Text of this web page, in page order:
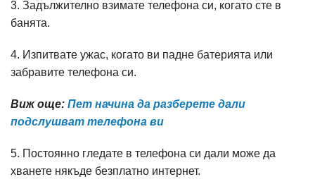
3. Задължително взимате телефона си, когато сте в
банята.
4. Изпитвате ужас, когато ви падне батерията или
забравите телефона си.
Виж още: Пет начина да разберете дали
подслушват телефона ви
5. Постоянно гледате в телефона си дали може да
хванете някъде безплатно интернет.